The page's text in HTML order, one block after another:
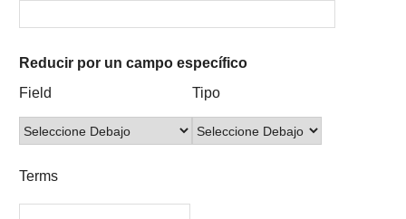
of
rows
in
por
un
Reducir por un campo específico
Campo
búsqueda
Tipo
búsqueda
Términos
búsqueda
Ensamblador
Búsqueda
Field Tipo
Terms